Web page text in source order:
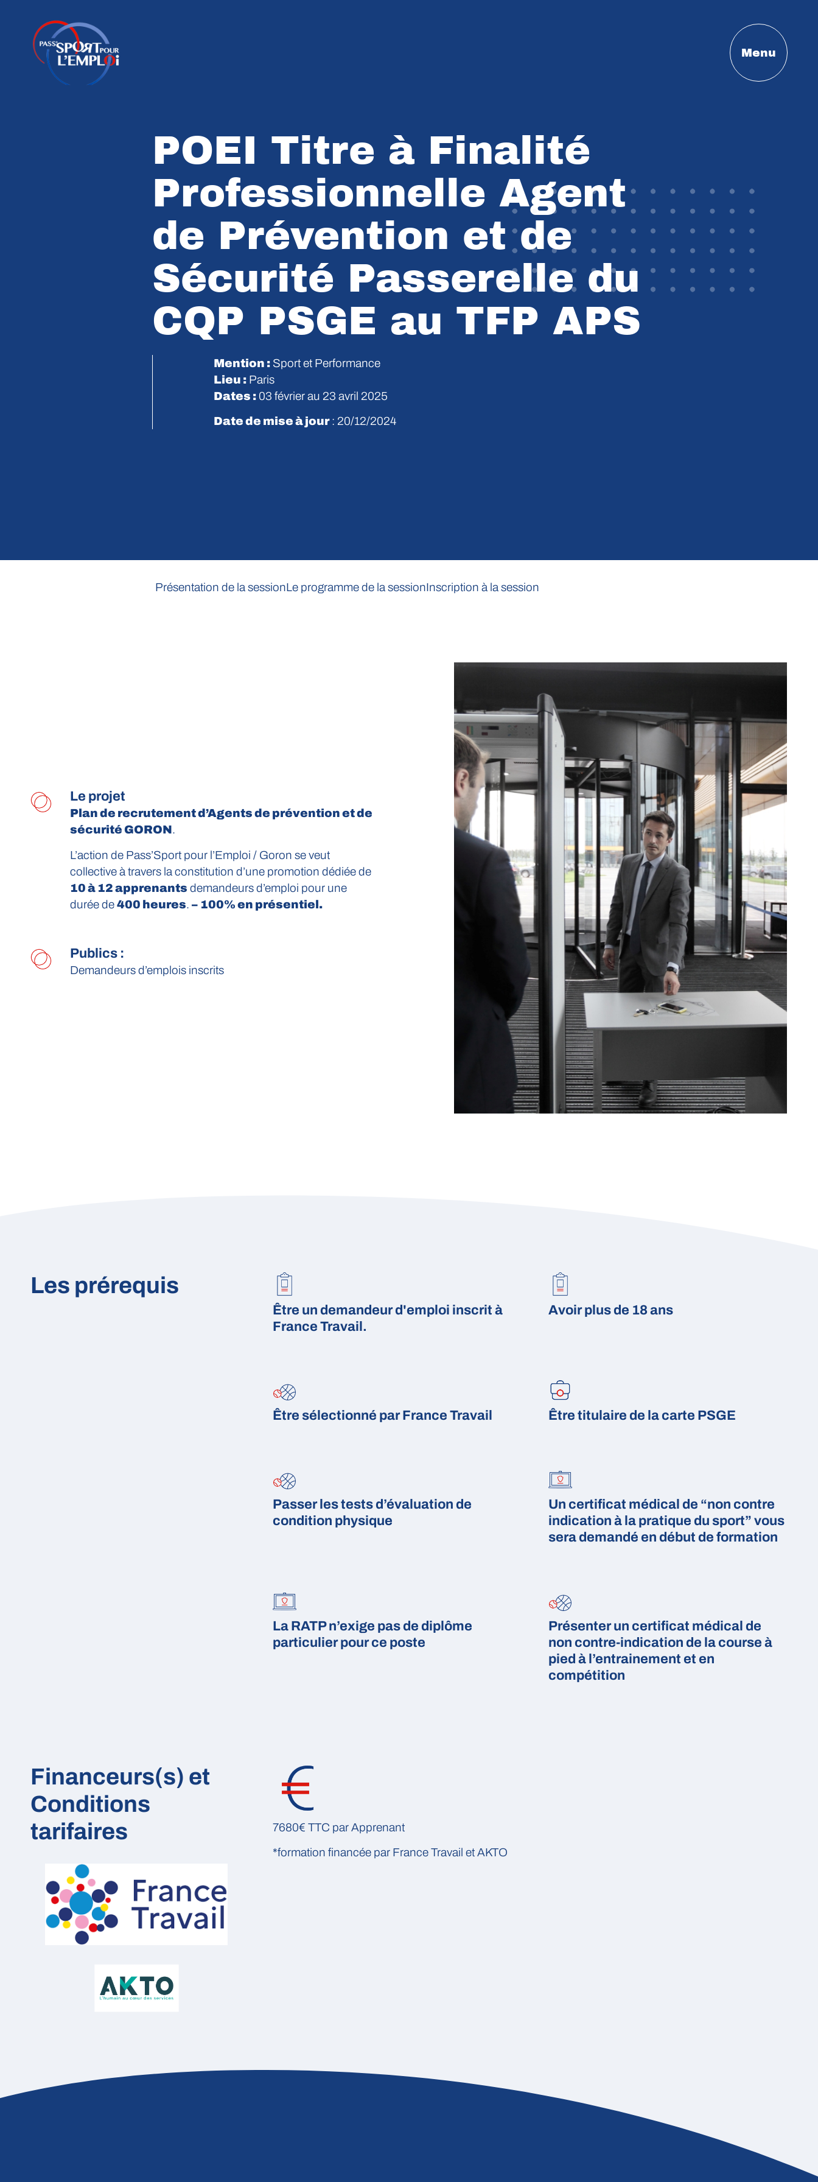
Menu
POEI Titre à Finalité
Professionnelle Agent
de Prévention et de
Sécurité Passerelle du
CQP PSGE au TFP APS
Mention : Sport et Performance
Lieu : Paris
Dates : 03 février au 23 avril 2025
Date de mise à jour: 20/12/2024
Présentation de la sessionLe programme de la sessionInscription à la session
Le projet
Plan de recrutement d’Agents de prévention et de
sécurité GORON.
L’action de Pass’Sport pour l’Emploi / Goron se veut
collective à travers la constitution d’une promotion dédiée de
10 à 12 apprenants demandeurs d’emploi pour une
durée de400 heures.– 100% en présentiel.
Publics :
Demandeurs d’emplois inscrits
Les prérequis
Être un demandeur d'emploi inscrit à
France Travail.
Avoir plus de 18 ans
Être sélectionné par France Travail Être titulaire de la carte PSGE
Passer les tests d’évaluation de
condition physique
Un certificat médical de “non contre
indication à la pratique du sport” vous
sera demandé en début de formation
La RATP n’exige pas de diplôme
particulier pour ce poste
Présenter un certificat médical de
non contre-indication de la course à
pied à l’entrainement et en
compétition
Financeurs(s) et
Conditions
tarifaires
7680€ TTC par Apprenant
*formation financée par France Travail et AKTO